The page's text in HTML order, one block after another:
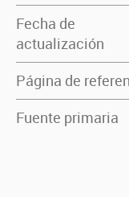
Fecha de
actualización
Página de
Fuente primaria